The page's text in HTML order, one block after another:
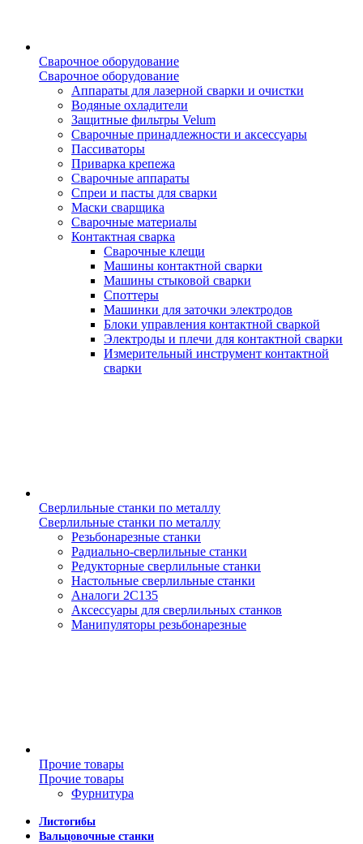
Сварочное оборудование
Сварочное оборудование
Аппараты для лазерной сварки и очистки
Водяные охладители
Защитные фильтры Velum
Сварочные принадлежности и аксессуары
Пассиваторы
Приварка крепежа
Сварочные аппараты
Спреи и пасты для сварки
Маски сварщика
Сварочные материалы
Контактная сварка
Сварочные клещи
Машины контактной сварки
Машины стыковой сварки
Споттеры
Машинки для заточки электродов
Блоки управления контактной сваркой
Электроды и плечи для контактной сварки
Измерительный инструмент контактной
сварки
Сверлильные станки по металлу
Сверлильные станки по металлу
Резьбонарезные станки
Радиально-сверлильные станки
Редукторные сверлильные станки
Настольные сверлильные станки
Аналоги 2С135
Аксессуары для сверлильных станков
Манипуляторы резьбонарезные
Прочие товары
Прочие товары
Фурнитура
Листогибы
Вальцовочные станки